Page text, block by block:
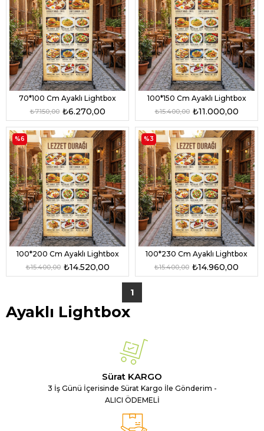
70*100 Cm Ayaklı Lightbox
₺6.270,00
₺7.150,00
100*150 Cm Ayaklı Lightbox
₺11.000,00
₺15.400,00
100*200 Cm Ayaklı Lightbox
₺14.520,00
₺15.400,00
%6
100*230 Cm Ayaklı Lightbox
₺14.960,00
₺15.400,00
%3
1
Ayaklı Lightbox
Sürat KARGO
3 İş Günü İçerisinde Sürat Kargo İle Gönderim -
ALICI ÖDEMELİ